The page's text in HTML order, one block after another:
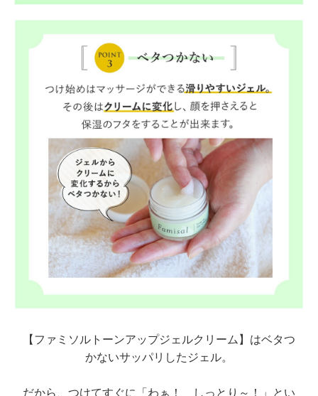
【ファミソルトーンアップジェルクリーム】はベタつ
かないサッパリしたジェル。
だから、つけてすぐに「わぁ！ しっとり～！」とい